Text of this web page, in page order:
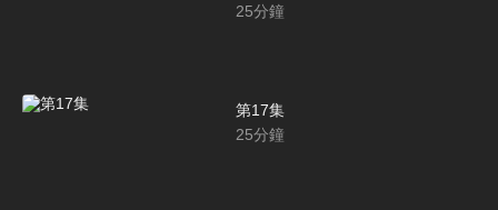
25分鐘
第17集
25分鐘